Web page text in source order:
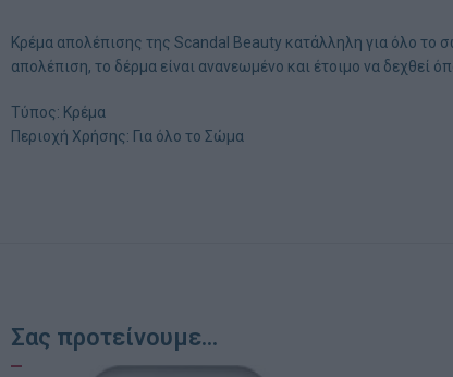
Κρέμα απολέπισης της Scandal Beauty κατάλληλη για όλο το
απολέπιση, το δέρμα είναι ανανεωμένο και έτοιμο να δεχθεί
Τύπος: Κρέμα
Περιοχή Χρήσης: Για όλο το Σώμα
Σας προτείνουμε...